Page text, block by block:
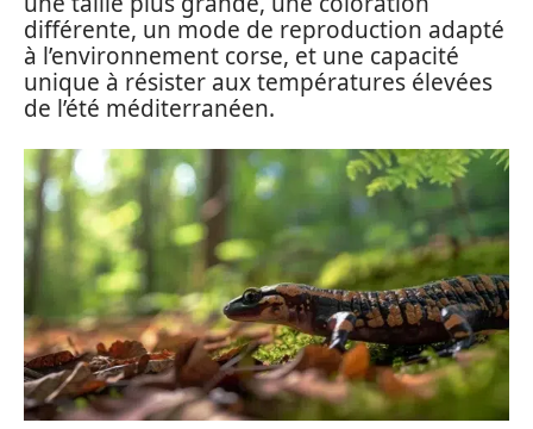
différente, un mode de reproduction adapté
à l’environnement corse, et une capacité
unique à résister aux températures élevées
de l’été méditerranéen.